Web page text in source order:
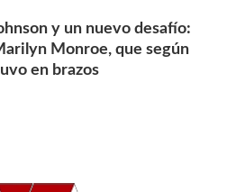
y un nuevo desafío:
Monroe, que según
en brazos